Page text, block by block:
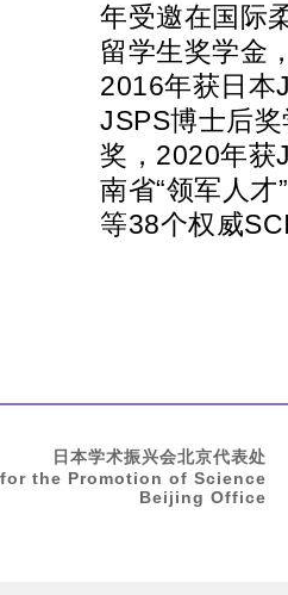
年受邀在国际
留学生奖学金
2016年获日本
JSPS博士后
奖，2020年获
南省“领军人
等38个权威